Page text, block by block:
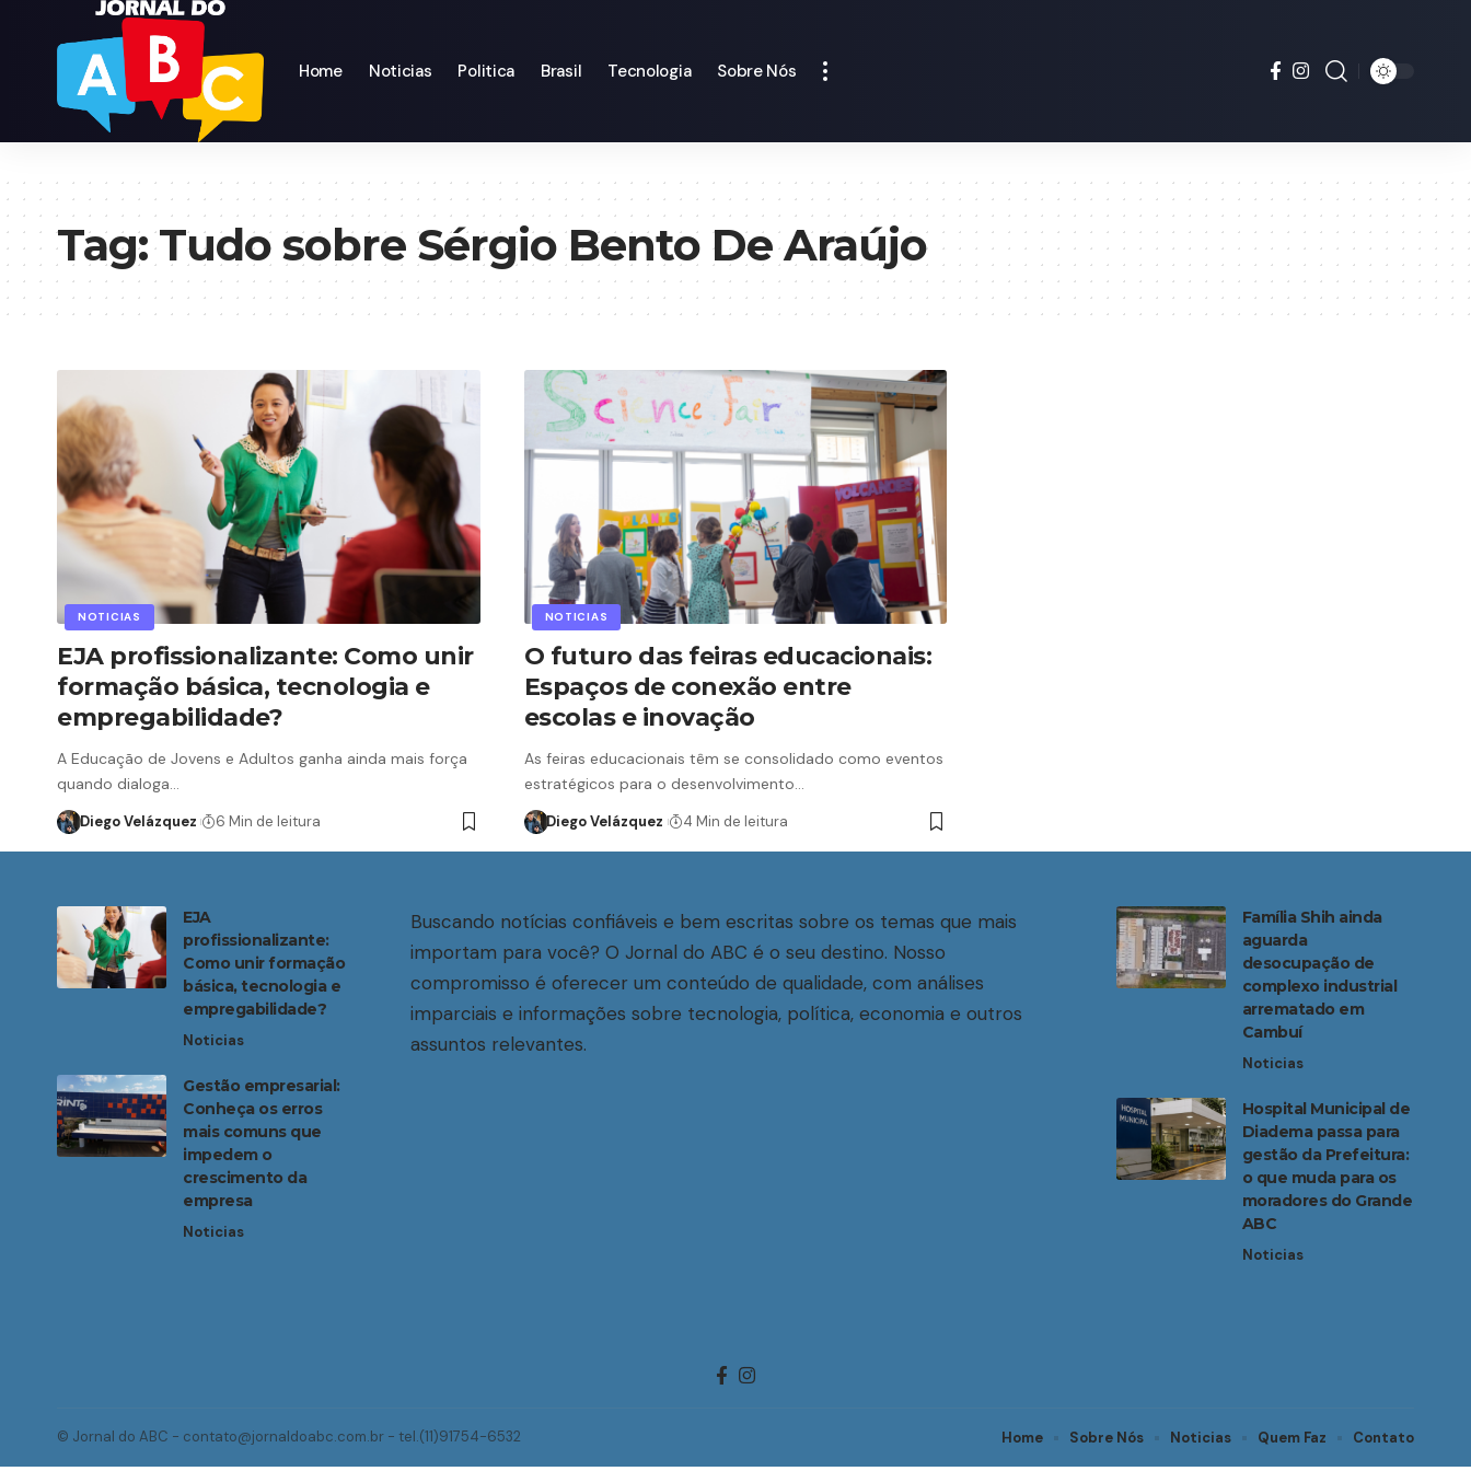
Home Noticias Politica Brasil Tecnologia Sobre Nós
Tag:Tudo sobre Sérgio Bento De Araújo
NOTICIAS
EJA profissionalizante: Como unir
formação básica, tecnologia e
empregabilidade?
A Educação de Jovens e Adultos ganha ainda mais força
quando dialoga…
Diego Velázquez 6 Min de leitura
NOTICIAS
O futuro das feiras educacionais:
Espaços de conexão entre
escolas e inovação
As feiras educacionais têm se consolidado como eventos
estratégicos para o desenvolvimento…
Diego Velázquez 4 Min de leitura
EJA
profissionalizante:
Como unir formação
básica, tecnologia e
empregabilidade?
Noticias
Gestão empresarial:
Conheça os erros
mais comuns que
impedem o
crescimento da
empresa
Noticias
Buscando notícias confiáveis e bem escritas sobre os temas que mais
importam para você? O Jornal do ABC é o seu destino. Nosso
compromisso é oferecer um conteúdo de qualidade, com análises
imparciais e informações sobre tecnologia, política, economia e outros
assuntos relevantes.
Família Shih ainda
aguarda
desocupação de
complexo industrial
arrematado em
Cambuí
Noticias
Hospital Municipal de
Diadema passa para
gestão da Prefeitura:
o que muda para os
moradores do Grande
ABC
Noticias
© Jornal do ABC - contato@jornaldoabc.com.br - tel.(11)91754-6532 Home Sobre Nós Noticias Quem Faz Contato